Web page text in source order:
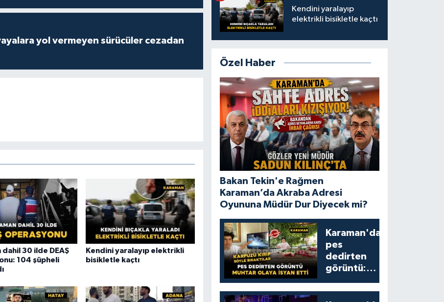
yol vermeyen sürücüler cezadan
dahil 30 ilde DEAŞ
104 şüpheli
Kendini yaralayıp elektrikli
bisikletle kaçtı
Kendini yaralayıp
elektrikli bisikletle kaçtı
Özel Haber
Bakan Tekin'e Rağmen
Karaman’da Akraba Adresi
Oyununa Müdür Dur Diyecek mi?
Karaman'da
pes
dedirten
görüntü:
yumruklayıp